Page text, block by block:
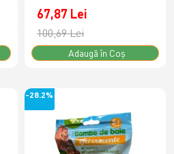
67,87 Lei
100,69 Lei
Adaugă în Coş
-28.2%